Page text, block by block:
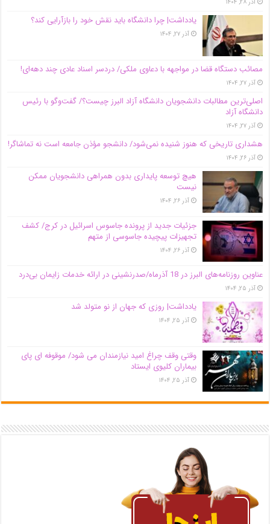
یادداشت| چرا دانشگاه باید نقش خود را بازآرایی کند؟
آذر ۲۷, ۱۴۰۴
مصائب دستگاه قضا در مواجهه با دعاوی ملکی/ دردسر اسناد عادی چند‌ دهه‌ای!
آذر ۲۷, ۱۴۰۴
اصلی‌ترین مطالبات دانشجویان دانشگاه آزاد البرز چیست؟/ گفت‌وگو با رئیس
دانشگاه آز‌اد
آذر ۲۷, ۱۴۰۴
هشداری تاریخی که هنوز شنیده نمی‌شود/ دانشجو مؤذن جامعه است نه تماشاگر!
آذر ۲۶, ۱۴۰۴
هیچ توسعه پایداری بدون همراهی دانشجویان ممکن
نیست
آذر ۲۶, ۱۴۰۴
جزئیات جدید از پرونده جاسوس اسرائیل در کرج/‌ کشف
تجهیزات پیچیده جاسوسی از متهم
آذر ۲۶, ۱۴۰۴
عناوین روزنامه‌های البرز در ‌18 آذرماه/صدرنشینی در ارائه خدمات زایمان بی‌درد
آذر ۲۵, ۱۴۰۴
یادداشت| روزی که جهان از نو متولد شد
آذر ۲۵, ۱۴۰۴
وقتی وقف چراغ امید نیازمندان می شود/ موقوفه ای پای
بیماران کلیوی ایستاد
آذر ۲۵, ۱۴۰۴